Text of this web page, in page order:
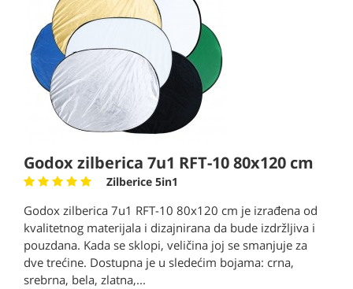
Godox zilberica 7u1 RFT-10 80x120 cm
Zilberice 5in1
Godox zilberica 7u1 RFT-10 80x120 cm je izrađena od
kvalitetnog materijala i dizajnirana da bude izdržljiva i
pouzdana. Kada se sklopi, veličina joj se smanjuje za
dve trećine. Dostupna je u sledećim bojama: crna,
srebrna, bela, zlatna,...